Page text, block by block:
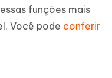
funções mais
Você pode conferir